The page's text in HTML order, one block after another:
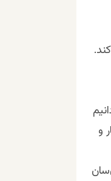
و‌